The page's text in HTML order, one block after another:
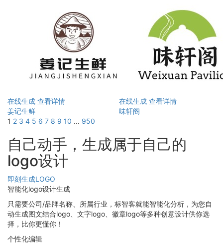
在线生成 查看详情
姜记生鲜
在线生成 查看详情
味轩阁
1 2 3 4 5 6 7 8 9 10 ... 950
自己动手，生成属于自己的
logo设计
即刻生成LOGO
智能化logo设计生成
只需要公司/品牌名称、所属行业，标智客就能智能化分析，为您自
动生成图文结合logo、文字logo、徽章logo等多种创意设计供你选
择，比你更懂你！
个性化编辑